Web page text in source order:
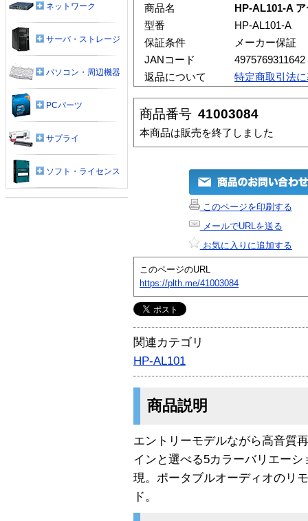
商品名
HP-AL101-A
型番
HP-AL101-A
保証条件
メーカー保証
JANコード
4975769311642
返品について
特定商取引法
商品番号 41003084
本商品は販売を終了しました
このページを印刷する
メールでURLを送る
お気に入りに追加する
このページのURL
https://plth.me/41003084
関連カテゴリ
HP-AL101
商品説明
エントリーモデルながら高音質
インと選べる5カラーバリエー
現。ポータブルオーディオのリ
ド。
ネットワーク
サーバ・ストレージ
パソコン・周辺機器
PCパーツ
サプライ
ソフト・ライセンス